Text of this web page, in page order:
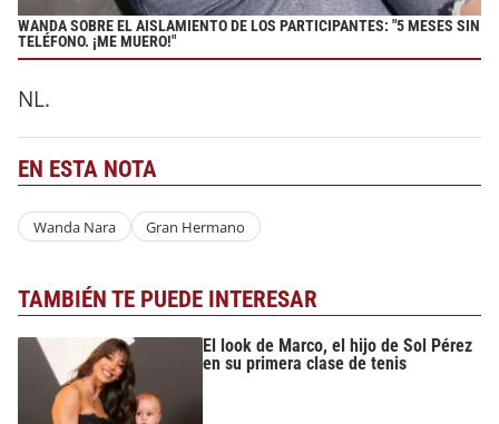
WANDA SOBRE EL AISLAMIENTO DE LOS PARTICIPANTES: "5 MESES SIN
TELÉFONO. ¡ME MUERO!"
NL.
EN ESTA NOTA
Wanda Nara Gran Hermano
TAMBIÉN TE PUEDE INTERESAR
El look de Marco, el hijo de Sol Pérez
en su primera clase de tenis